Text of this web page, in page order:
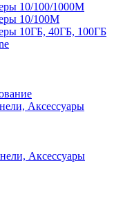
10/100/1000М
10/100M
10ГБ, 40ГБ, 100ГБ
Аксессуары
Аксессуары